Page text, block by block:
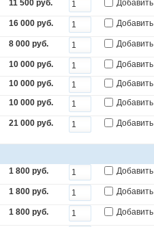
11 500 руб. Добавить
16 000 руб. Добавить
8 000 руб. Добавить
10 000 руб.
Добавить
10 000 руб.
Добавить
10 000 руб. Добавить
21 000 руб. Добавить
1 800 руб. Добавить
1 800 руб. Добавить
1 800 руб. Добавить